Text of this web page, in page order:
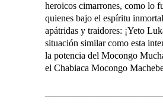
heroicos cimarrones, como lo
quienes bajo el espíritu
apátridas y traidores: ¡Yeto
situación similar como esta
la potencia del Mocongo
el Chabiaca Mocongo